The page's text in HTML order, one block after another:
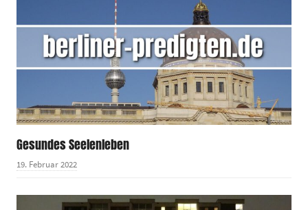
Gesundes Seelenleben
19. Februar 2022